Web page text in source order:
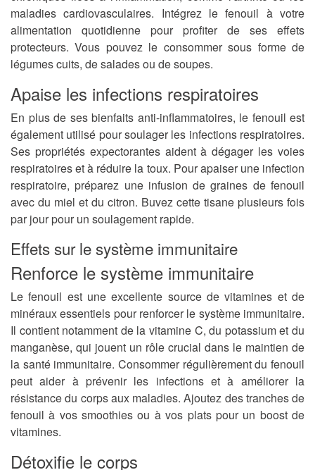
maladies cardiovasculaires. Intégrez le fenouil à votre
alimentation quotidienne pour profiter de ses effets
protecteurs. Vous pouvez le consommer sous forme de
légumes cuits, de salades ou de soupes.
Apaise les infections respiratoires
En plus de ses bienfaits anti-inflammatoires, le fenouil est
également utilisé pour soulager les infections respiratoires.
Ses propriétés expectorantes aident à dégager les voies
respiratoires et à réduire la toux. Pour apaiser une infection
respiratoire, préparez une infusion de graines de fenouil
avec du miel et du citron. Buvez cette tisane plusieurs fois
par jour pour un soulagement rapide.
Effets sur le système immunitaire
Renforce le système immunitaire
Le fenouil est une excellente source de vitamines et de
minéraux essentiels pour renforcer le système immunitaire.
Il contient notamment de la vitamine C, du potassium et du
manganèse, qui jouent un rôle crucial dans le maintien de
la santé immunitaire. Consommer régulièrement du fenouil
peut aider à prévenir les infections et à améliorer la
résistance du corps aux maladies. Ajoutez des tranches de
fenouil à vos smoothies ou à vos plats pour un boost de
vitamines.
Détoxifie le corps